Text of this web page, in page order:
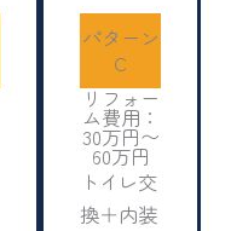
パターン
C
リフォー
ム費用：
30万円〜
60万円
トイレ交
換＋内装